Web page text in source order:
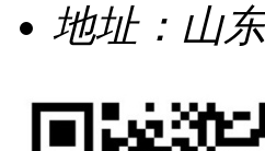
地址：山